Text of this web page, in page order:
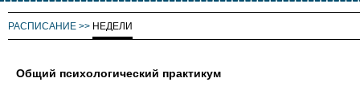
РАСПИСАНИЕ >> НЕДЕЛИ
Общий психологический практикум